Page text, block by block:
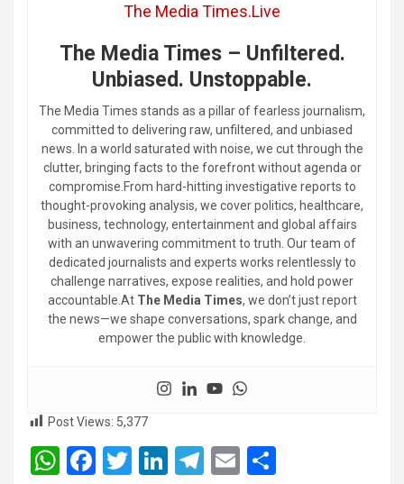
The Media Times.Live
The Media Times – Unfiltered.
Unbiased. Unstoppable.
The Media Times stands as a pillar of fearless journalism,
committed to delivering raw, unfiltered, and unbiased
news. In a world saturated with noise, we cut through the
clutter, bringing facts to the forefront without agenda or
compromise.From hard-hitting investigative reports to
thought-provoking analysis, we cover politics, healthcare,
business, technology, entertainment and global affairs
with an unwavering commitment to truth. Our team of
dedicated journalists and experts works relentlessly to
challenge narratives, expose realities, and hold power
accountable.At The Media Times, we don’t just report
the news—we shape conversations, spark change, and
empower the public with knowledge.
Post Views: 5,377
W F
T
Li
T
E